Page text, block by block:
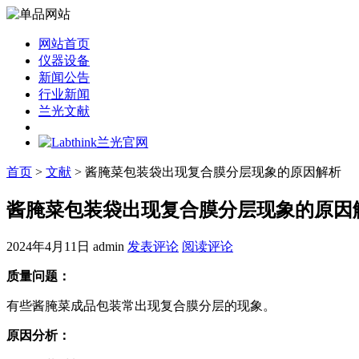
网站首页
仪器设备
新闻公告
行业新闻
兰光文献
首页 > 文献 > 酱腌菜包装袋出现复合膜分层现象的原因解析
酱腌菜包装袋出现复合膜分层现象的原因
2024年4月11日 admin 发表评论 阅读评论
质量问题：
有些酱腌菜成品包装常出现复合膜分层的现象。
原因分析：